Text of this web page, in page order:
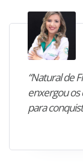
“Natural de
enxergou
para